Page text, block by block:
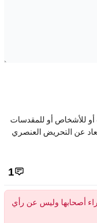
أو للأشخاص أو للمقدسات
عن التحريض العنصري
1
آراء أصحابها وليس عن رأي